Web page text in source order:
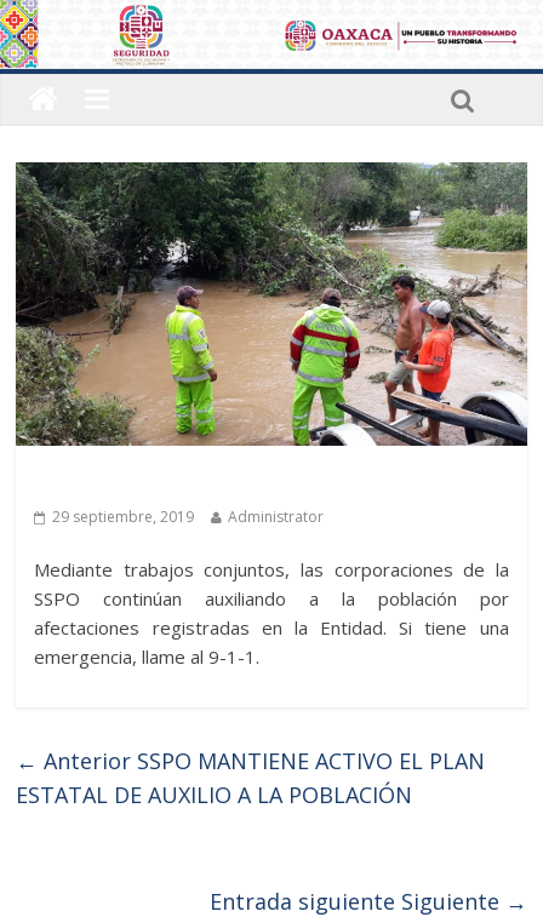
29 septiembre, 2019
Administrator
Mediante trabajos conjuntos, las corporaciones de la
SSPO continúan auxiliando a la población por
afectaciones registradas en la Entidad. Si tiene una
emergencia, llame al 9-1-1.
← Anterior SSPO MANTIENE ACTIVO EL PLAN
ESTATAL DE AUXILIO A LA POBLACIÓN
Entrada siguiente Siguiente →